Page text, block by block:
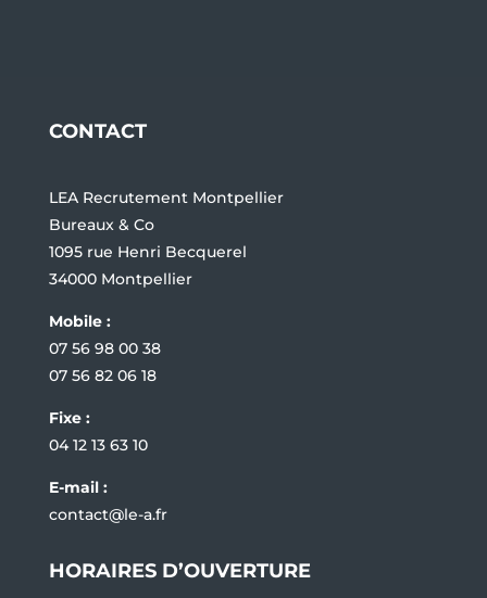
CONTACT
LEA Recrutement Montpellier
Bureaux & Co
1095 rue Henri Becquerel
34000 Montpellier
Mobile :
07 56 98 00 38
07 56 82 06 18
Fixe :
04 12 13 63 10
E-mail :
contact@le-a.fr
HORAIRES D’OUVERTURE